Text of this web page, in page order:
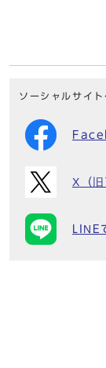
ソーシャルサイ
X（
LINE